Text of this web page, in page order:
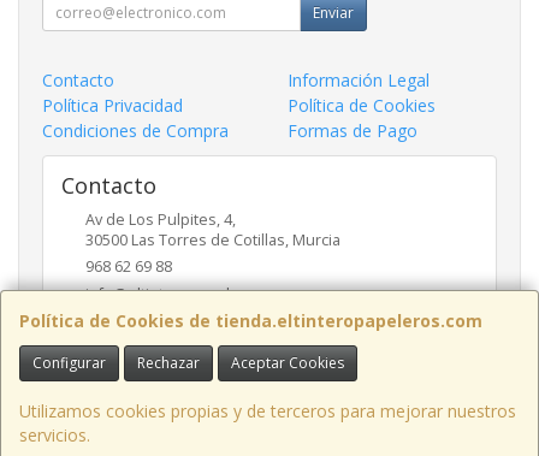
Política de Cookies de tienda.eltinteropapeleros.com
Configurar Rechazar Aceptar Cookies
Utilizamos cookies propias y de terceros para mejorar nuestros
servicios.
Enviar
Contacto
Información Legal
Política Privacidad
Política de Cookies
Condiciones de Compra
Formas de Pago
Contacto
Av de Los Pulpites, 4,
30500 Las Torres de Cotillas, Murcia
968 62 69 88
info@eltinteropapeleros.com
Horario
8:00 a 14:00 - 17:00 a 20:30